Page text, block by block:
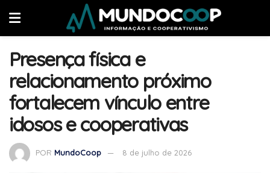
Presença física e
relacionamento próximo
fortalecem vínculo entre
idosos e cooperativas
POR MundoCoop 8 de julho de 2026